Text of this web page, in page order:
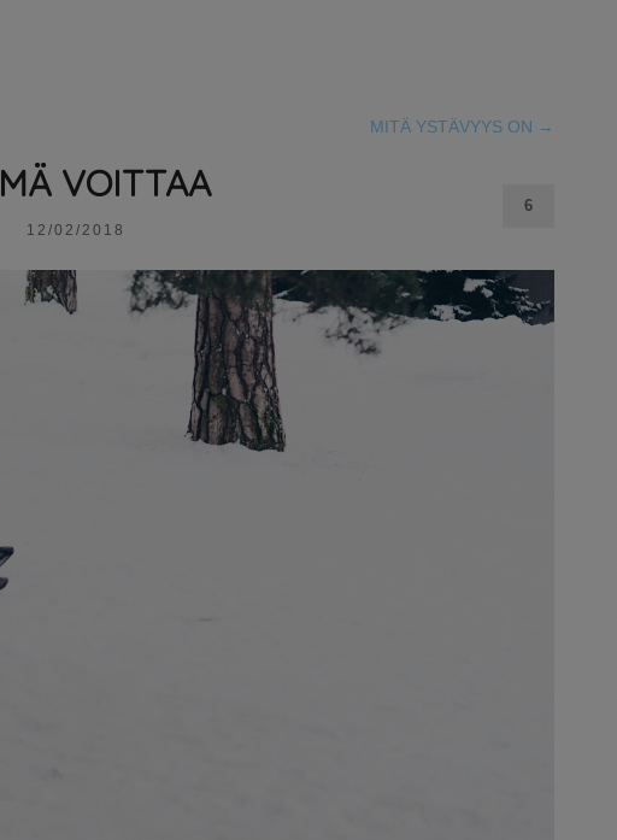
MITÄ YSTÄVYYS ON →
VOITTAA
12/02/2018
6